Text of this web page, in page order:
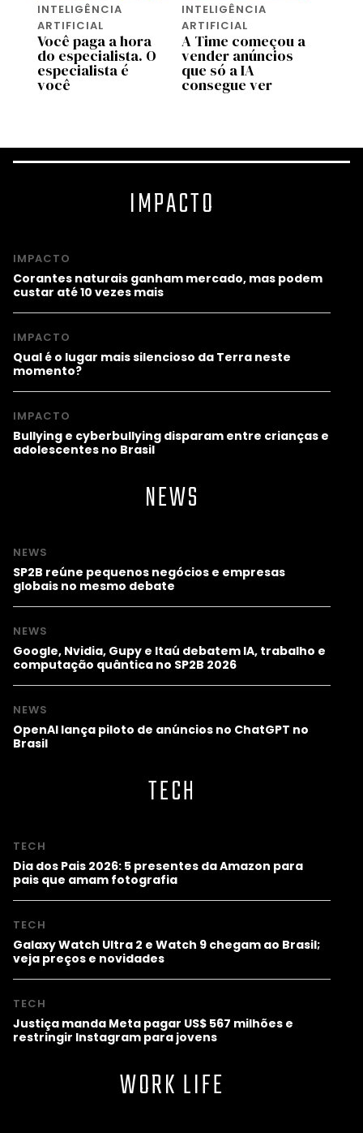
INTELIGÊNCIA
ARTIFICIAL
Você paga a hora
do especialista. O
especialista é
você
INTELIGÊNCIA
ARTIFICIAL
A Time começou a
vender anúncios
que só a IA
consegue ver
IMPACTO
IMPACTO
Corantes naturais ganham mercado, mas podem
custar até 10 vezes mais
IMPACTO
Qual é o lugar mais silencioso da Terra neste
momento?
IMPACTO
Bullying e cyberbullying disparam entre crianças e
adolescentes no Brasil
NEWS
NEWS
SP2B reúne pequenos negócios e empresas
globais no mesmo debate
NEWS
Google, Nvidia, Gupy e Itaú debatem IA, trabalho e
computação quântica no SP2B 2026
NEWS
OpenAI lança piloto de anúncios no ChatGPT no
Brasil
TECH
TECH
Dia dos Pais 2026: 5 presentes da Amazon para
pais que amam fotografia
TECH
Galaxy Watch Ultra 2 e Watch 9 chegam ao Brasil;
veja preços e novidades
TECH
Justiça manda Meta pagar US$ 567 milhões e
restringir Instagram para jovens
WORK LIFE